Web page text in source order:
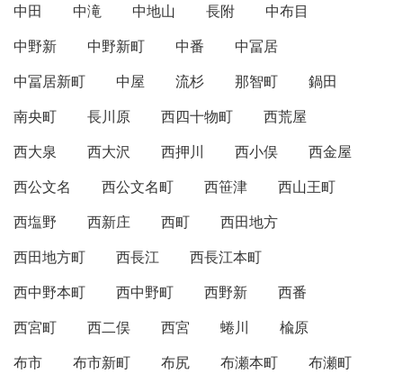
中田
中滝 中地山 長附
中布目
中野新
中野新町 中番
中冨居
中冨居新町
中屋 流杉 那智町
鍋田
南央町
長川原 西四十物町
西荒屋
西大泉
西大沢 西押川 西小俣
西金屋
西公文名
西公文名町 西笹津
西山王町
西塩野
西新庄 西町
西田地方
西田地方町
西長江
西長江本町
西中野本町
西中野町 西野新
西番
西宮町
西二俣 西宮 蜷川
楡原
布市
布市新町 布尻 布瀬本町
布瀬町